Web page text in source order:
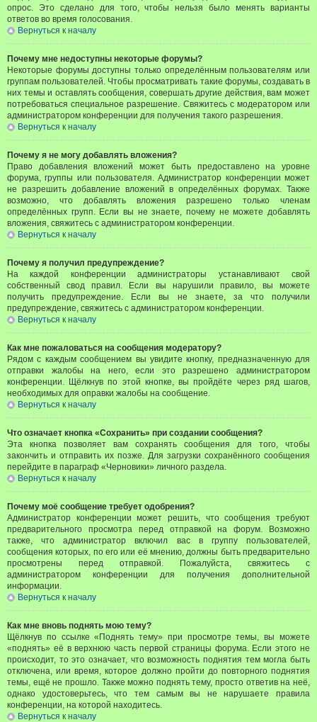
опрос. Это сделано для того, чтобы нельзя было менять варианты
ответов во время голосования.
Вернуться к началу
Почему мне недоступны некоторые форумы?
Некоторые форумы доступны только определённым пользователям или
группам пользователей. Чтобы просматривать такие форумы, создавать в
них темы и оставлять сообщения, совершать другие действия, вам может
потребоваться специальное разрешение. Свяжитесь с модератором или
администратором конференции для получения такого разрешения.
Вернуться к началу
Почему я не могу добавлять вложения?
Право добавления вложений может быть предоставлено на уровне
форума, группы или пользователя. Администратор конференции может
не разрешить добавление вложений в определённых форумах. Также
возможно, что добавлять вложения разрешено только членам
определённых групп. Если вы не знаете, почему не можете добавлять
вложения, свяжитесь с администратором конференции.
Вернуться к началу
Почему я получил предупреждение?
На каждой конференции администраторы устанавливают свой
собственный свод правил. Если вы нарушили правило, вы можете
получить предупреждение. Если вы не знаете, за что получили
предупреждение, свяжитесь с администратором конференции.
Вернуться к началу
Как мне пожаловаться на сообщения модератору?
Рядом с каждым сообщением вы увидите кнопку, предназначенную для
отправки жалобы на него, если это разрешено администратором
конференции. Щёлкнув по этой кнопке, вы пройдёте через ряд шагов,
необходимых для оправки жалобы на сообщение.
Вернуться к началу
Что означает кнопка «Сохранить» при создании сообщения?
Эта кнопка позволяет вам сохранять сообщения для того, чтобы
закончить и отправить их позже. Для загрузки сохранённого сообщения
перейдите в параграф «Черновики» личного раздела.
Вернуться к началу
Почему моё сообщение требует одобрения?
Администратор конференции может решить, что сообщения требуют
предварительного просмотра перед отправкой на форум. Возможно
также, что администратор включил вас в группу пользователей,
сообщения которых, по его или её мнению, должны быть предварительно
просмотрены перед отправкой. Пожалуйста, свяжитесь с
администратором конференции для получения дополнительной
информации.
Вернуться к началу
Как мне вновь поднять мою тему?
Щёлкнув по ссылке «Поднять тему» при просмотре темы, вы можете
«поднять» её в верхнюю часть первой страницы форума. Если этого не
происходит, то это означает, что возможность поднятия тем могла быть
отключена, или время, которое должно пройти до повторного поднятия
темы, ещё не прошло. Также можно поднять тему, просто ответив на неё,
однако удостоверьтесь, что тем самым вы не нарушаете правила
конференции, на которой находитесь.
Вернуться к началу